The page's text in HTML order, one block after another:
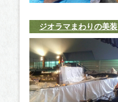
ジオラマまわりの美装